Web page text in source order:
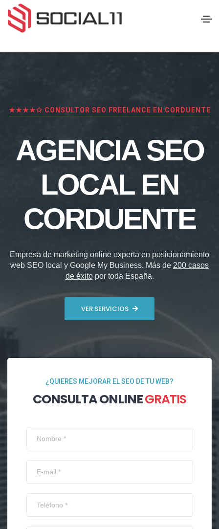
★★★★✩ CONSULTOR SEO FREELANCE EN CORDUENTE
AGENCIA SEO
LOCAL EN
CORDUENTE
Empresa de marketing online experta en posicionamiento
web SEO local y Google My Business. Más de 200 casos
de éxitopor toda España.
VER SERVICIOS
¿QUIERES MEJORAR EL SEO DE TU WEB?
CONSULTA ONLINEGRATIS